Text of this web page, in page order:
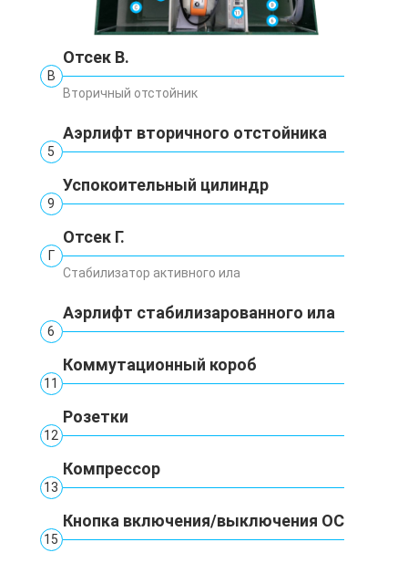
Отсек В.
В
Вторичный отстойник
Аэрлифт вторичного отстойника
5
Успокоительный цилиндр
9
Отсек Г.
Г
Стабилизатор активного ила
Аэрлифт стабилизарованного ила
6
Коммутационный короб
11
Розетки
12
Компрессор
13
Кнопка включения/выключения ОС
15